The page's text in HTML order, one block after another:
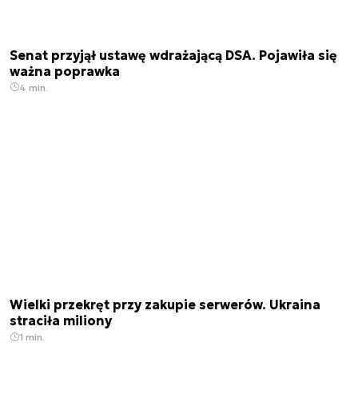
Senat przyjął ustawę wdrażającą DSA. Pojawiła się
ważna poprawka
4 min.
Wielki przekręt przy zakupie serwerów. Ukraina
straciła miliony
1 min.